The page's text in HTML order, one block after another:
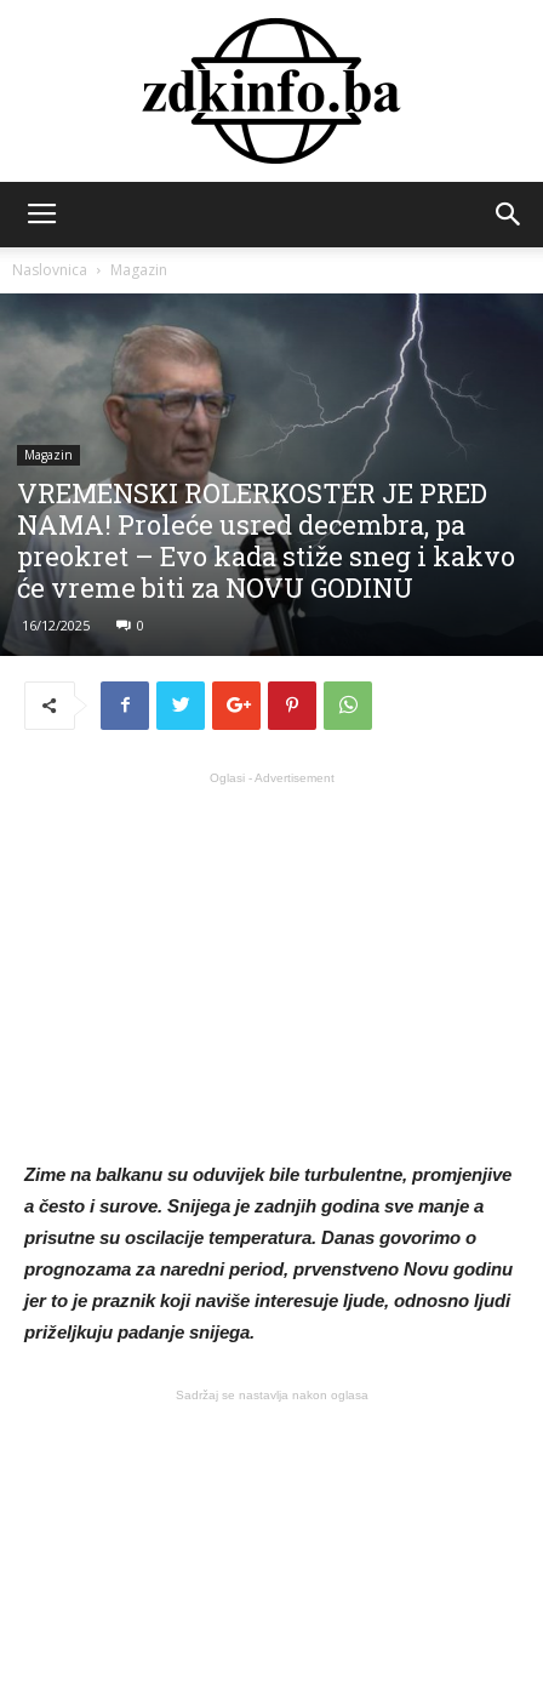
Naslovnica Magazin
Magazin
VREMENSKI ROLERKOSTER JE PRED
NAMA! Proleće usred decembra, pa
preokret – Evo kada stiže sneg i kakvo
će vreme biti za NOVU GODINU
16/12/2025 0
Oglasi - Advertisement
Zime na balkanu su oduvijek bile turbulentne, promjenjive
a često i surove. Snijega je zadnjih godina sve manje a
prisutne su oscilacije temperatura. Danas govorimo o
prognozama za naredni period, prvenstveno Novu godinu
jer to je praznik koji naviše interesuje ljude, odnosno ljudi
priželjkuju padanje snijega.
Sadržaj se nastavlja nakon oglasa